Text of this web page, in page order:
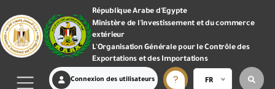
République Arabe d'Egypte
Ministère de l'investissement et du commerce
extérieur
L'Organisation Générale pour le Contrôle des
Exportations et des Importations
Connexion des utilisateurs FR